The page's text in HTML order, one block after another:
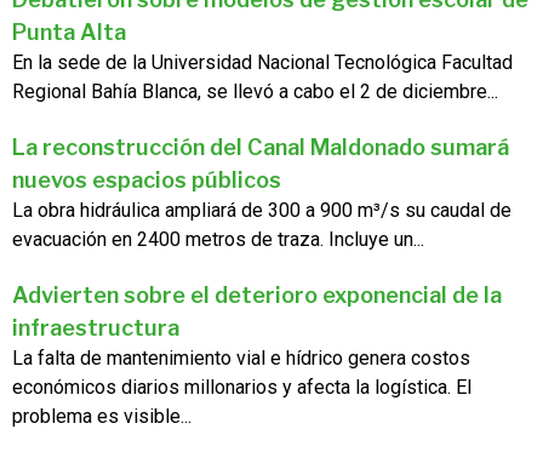
Punta Alta
En la sede de la Universidad Nacional Tecnológica Facultad
Regional Bahía Blanca, se llevó a cabo el 2 de diciembre...
La reconstrucción del Canal Maldonado sumará
nuevos espacios públicos
La obra hidráulica ampliará de 300 a 900 m³/s su caudal de
evacuación en 2400 metros de traza. Incluye un...
Advierten sobre el deterioro exponencial de la
infraestructura
La falta de mantenimiento vial e hídrico genera costos
económicos diarios millonarios y afecta la logística. El
problema es visible...